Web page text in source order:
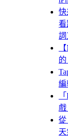
快
看
詞
的
編
從